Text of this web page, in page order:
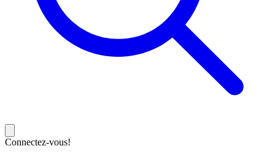
Connectez-vous!